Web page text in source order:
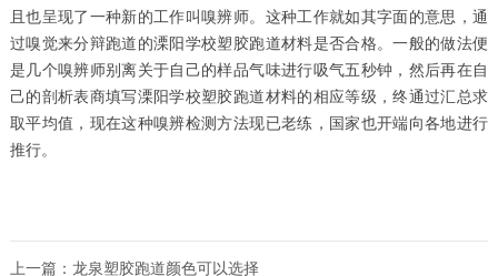
且也呈现了一种新的工作叫嗅辨师。这种工作就如其字面的意思，通
过嗅觉来分辩跑道的溧阳学校塑胶跑道材料是否合格。一般的做法便
是几个嗅辨师别离关于自己的样品气味进行吸气五秒钟，然后再在自
己的剖析表商填写溧阳学校塑胶跑道材料的相应等级，终通过汇总求
取平均值，现在这种嗅辨检测方法现已老练，国家也开端向各地进行
推行。
上一篇： 龙泉塑胶跑道颜色可以选择